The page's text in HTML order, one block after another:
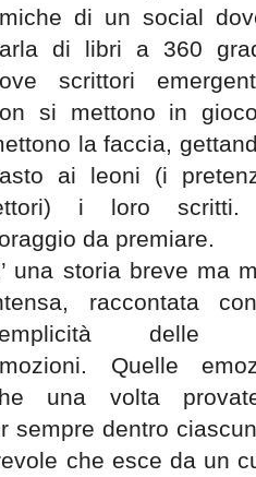
di un social
di libri a 360
scrittori
si mettono in
la faccia,
ai leoni (i
i loro scritti.
da premiare.
una storia breve ma
raccontata
delle
Quelle
una volta
sempre dentro
che esce da un